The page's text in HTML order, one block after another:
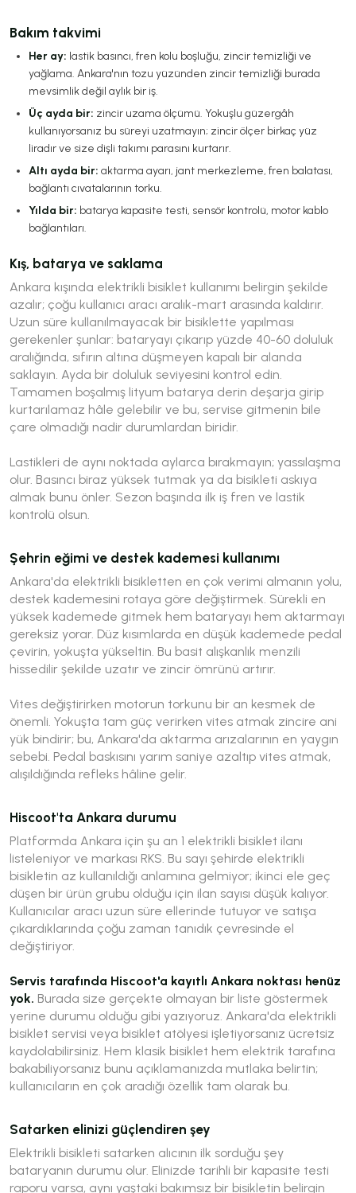
Bakım takvimi
Her ay: lastik basıncı, fren kolu boşluğu, zincir temizliği ve
yağlama. Ankara'nın tozu yüzünden zincir temizliği burada
mevsimlik değil aylık bir iş.
Üç ayda bir: zincir uzama ölçümü. Yokuşlu güzergâh
kullanıyorsanız bu süreyi uzatmayın; zincir ölçer birkaç yüz
liradır ve size dişli takımı parasını kurtarır.
Altı ayda bir: aktarma ayarı, jant merkezleme, fren balatası,
bağlantı cıvatalarının torku.
Yılda bir: batarya kapasite testi, sensör kontrolü, motor kablo
bağlantıları.
Kış, batarya ve saklama
Ankara kışında elektrikli bisiklet kullanımı belirgin şekilde
azalır; çoğu kullanıcı aracı aralık-mart arasında kaldırır.
Uzun süre kullanılmayacak bir bisiklette yapılması
gerekenler şunlar: bataryayı çıkarıp yüzde 40-60 doluluk
aralığında, sıfırın altına düşmeyen kapalı bir alanda
saklayın. Ayda bir doluluk seviyesini kontrol edin.
Tamamen boşalmış lityum batarya derin deşarja girip
kurtarılamaz hâle gelebilir ve bu, servise gitmenin bile
çare olmadığı nadir durumlardan biridir.
Lastikleri de aynı noktada aylarca bırakmayın; yassılaşma
olur. Basıncı biraz yüksek tutmak ya da bisikleti askıya
almak bunu önler. Sezon başında ilk iş fren ve lastik
kontrolü olsun.
Şehrin eğimi ve destek kademesi kullanımı
Ankara'da elektrikli bisikletten en çok verimi almanın yolu,
destek kademesini rotaya göre değiştirmek. Sürekli en
yüksek kademede gitmek hem bataryayı hem aktarmayı
gereksiz yorar. Düz kısımlarda en düşük kademede pedal
çevirin, yokuşta yükseltin. Bu basit alışkanlık menzili
hissedilir şekilde uzatır ve zincir ömrünü artırır.
Vites değiştirirken motorun torkunu bir an kesmek de
önemli. Yokuşta tam güç verirken vites atmak zincire ani
yük bindirir; bu, Ankara'da aktarma arızalarının en yaygın
sebebi. Pedal baskısını yarım saniye azaltıp vites atmak,
alışıldığında refleks hâline gelir.
Hiscoot'ta Ankara durumu
Platformda Ankara için şu an 1 elektrikli bisiklet ilanı
listeleniyor ve markası RKS. Bu sayı şehirde elektrikli
bisikletin az kullanıldığı anlamına gelmiyor; ikinci ele geç
düşen bir ürün grubu olduğu için ilan sayısı düşük kalıyor.
Kullanıcılar aracı uzun süre ellerinde tutuyor ve satışa
çıkardıklarında çoğu zaman tanıdık çevresinde el
değiştiriyor.
Servis tarafında Hiscoot'a kayıtlı Ankara noktası henüz
yok. Burada size gerçekte olmayan bir liste göstermek
yerine durumu olduğu gibi yazıyoruz. Ankara'da elektrikli
bisiklet servisi veya bisiklet atölyesi işletiyorsanız ücretsiz
kaydolabilirsiniz. Hem klasik bisiklet hem elektrik tarafına
bakabiliyorsanız bunu açıklamanızda mutlaka belirtin;
kullanıcıların en çok aradığı özellik tam olarak bu.
Satarken elinizi güçlendiren şey
Elektrikli bisikleti satarken alıcının ilk sorduğu şey
bataryanın durumu olur. Elinizde tarihli bir kapasite testi
raporu varsa, aynı yaştaki bakımsız bir bisikletin belirgin